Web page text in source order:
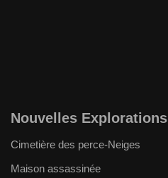
Nouvelles Explorations
Cimetière des perce-Neiges
Maison assassinée